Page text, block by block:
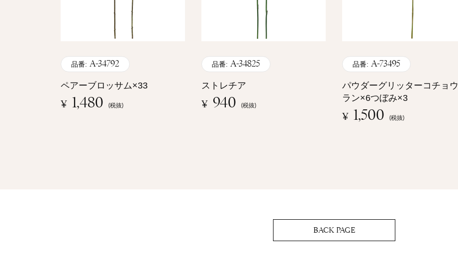
品番: A-34792
ペアーブロッサム×33
¥ 1,480 (税抜)
品番: A-34825
ストレチア
¥ 940 (税抜)
品番: A-73495
パウダーグリッターコチョウ
ラン×6つぼみ×3
¥ 1,500 (税抜)
BACK PAGE